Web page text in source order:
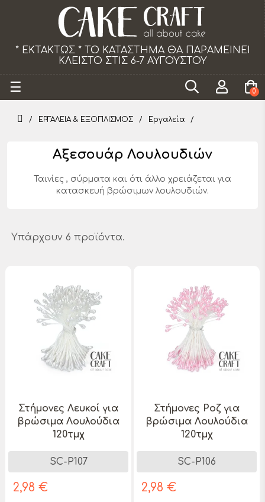
ΤΟ ΚΑΤΑΣΤΗΜΑ ΘΑ ΠΑΡΑΜΕΙΝΕΙ
ΣΤΙΣ 6-7 ΑΥΓΟΥΣΤΟΥ
Το κατάστημα
Toggle
navigation
☰ 0
ΕΡΓΑΛΕΙΑ & ΕΞΟΠΛΙΣΜΟΣ Εργαλεία
Αξεσουάρ Λουλουδιών
Ταινίες , σύρματα και ότι άλλο χρειάζεται για
κατασκευή βρώσιμων λουλουδιών.
Υπάρχουν 6 προϊόντα.
Στήμονες Λευκοί για
βρώσιμα Λουλούδια
120τμχ
SC-P107
2,98 €
Στήμονες Ροζ για
βρώσιμα Λουλούδια
120τμχ
SC-P106
2,98 €